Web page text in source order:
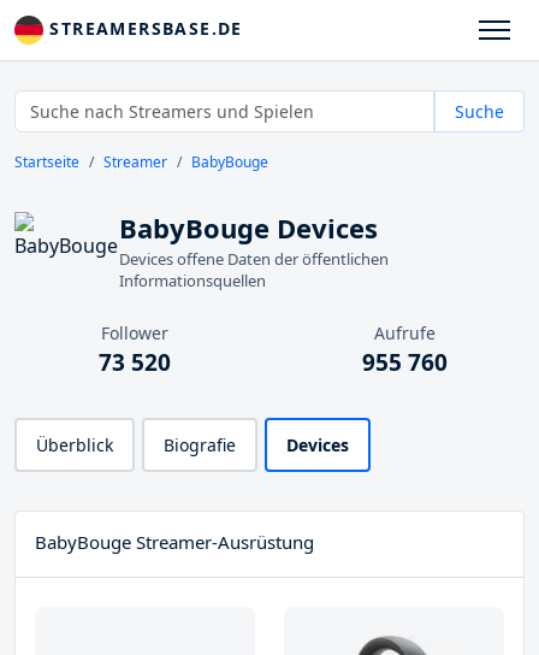
STREAMERSBASE.DE
Suche
Startseite Streamer BabyBouge
BabyBouge Devices
Devices offene Daten der öffentlichen
Informationsquellen
Follower
73 520
Aufrufe
955 760
Überblick Biografie Devices
BabyBouge Streamer-Ausrüstung